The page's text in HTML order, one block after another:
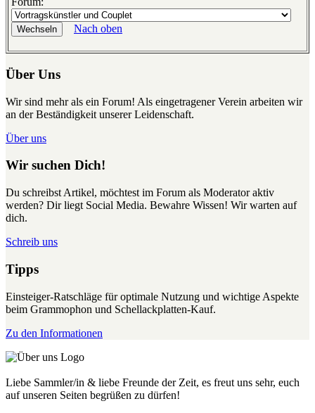
Nach oben
Über Uns
Wir sind mehr als ein Forum! Als eingetragener Verein arbeiten wir
an der Beständigkeit unserer Leidenschaft.
Über uns
Wir suchen Dich!
Du schreibst Artikel, möchtest im Forum als Moderator aktiv
werden? Dir liegt Social Media. Bewahre Wissen! Wir warten auf
dich.
Schreib uns
Tipps
Einsteiger-Ratschläge für optimale Nutzung und wichtige Aspekte
beim Grammophon und Schellackplatten-Kauf.
Zu den Informationen
Liebe Sammler/in & liebe Freunde der Zeit, es freut uns sehr, euch
auf unseren Seiten begrüßen zu dürfen!